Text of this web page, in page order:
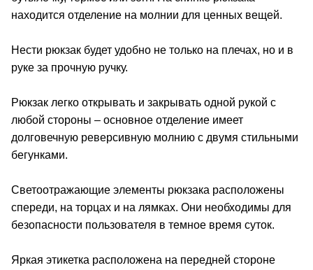
находится отделение на молнии для ценных вещей.
Нести рюкзак будет удобно не только на плечах, но и в
руке за прочную ручку.
Рюкзак легко открывать и закрывать одной рукой с
любой стороны – основное отделение имеет
долговечную реверсивную молнию с двумя стильными
бегунками.
Светоотражающие элементы рюкзака расположены
спереди, на торцах и на лямках. Они необходимы для
безопасности пользователя в темное время суток.
Яркая этикетка расположена на передней стороне